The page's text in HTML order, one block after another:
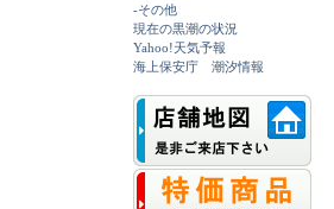
-その他
現在の黒潮の状況
Yahoo!天気予報
海上保安庁 潮汐情報